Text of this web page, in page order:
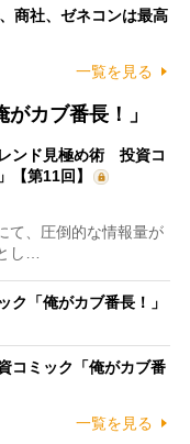
商社、ゼネコンは最高
一覧を見る
カブ番長！」
ンド見極め術 投資コ
【第11回】
て、圧倒的な情報量が
し…
「俺がカブ番長！」
コミック「俺がカブ番
一覧を見る